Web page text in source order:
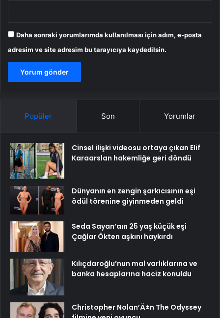
Daha sonraki yorumlarımda kullanılması için adım, e-posta
adresim ve site adresim bu tarayıcıya kaydedilsin.
Popüler Son Yorumlar
Cinsel ilişki videosu ortaya çıkan Elif
Karaarslan hakemliğe geri döndü
Dünyanın en zengin şarkıcısının eşi
ödül törenine giyinmeden geldi
Seda Sayan’aın 25 yaş küçük eşi
Çağlar Ökten aşkını haykırdı
Kılıçdaroğlu’nun mal varlıklarına ve
banka hesaplarına haciz konuldu
Christopher Nolan’Ä±n The Odyssey